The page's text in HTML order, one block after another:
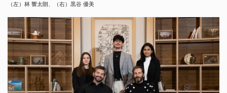
（左）林 響太朗、（右）黒谷 優美